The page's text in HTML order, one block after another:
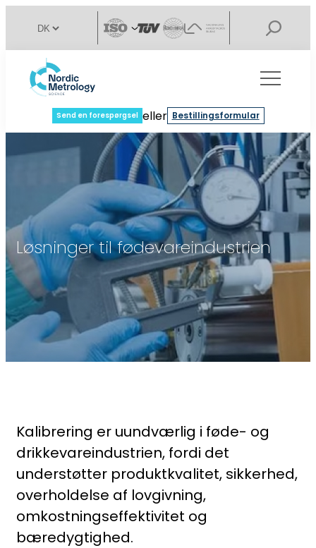
Send en forespørgsel eller Bestillingsformular
Løsninger til fødevareindustrien
Kalibrering er uundværlig i føde- og
drikkevareindustrien, fordi det
understøtter produktkvalitet, sikkerhed,
overholdelse af lovgivning,
omkostningseffektivitet og
bæredygtighed.